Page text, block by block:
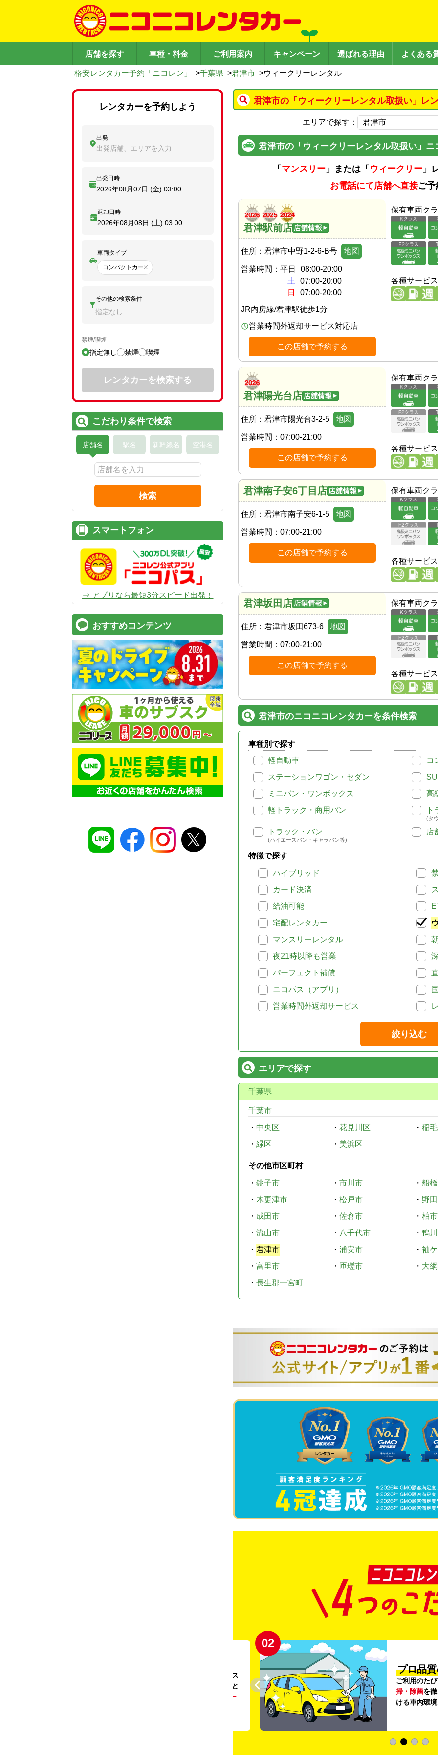
店舗を探す 車種・料金 ご利用案内 キャンペーン 選ばれる理由 よくある
格安レンタカー予約「ニコレン」 >千葉県 >君津市 >ウィークリーレンタル
君津市の「ウィークリーレンタル取扱い」レ
エリアで探す：
君津市の「ウィークリーレンタル取扱い」
「 マンスリー 」または「 ウィークリー 」
お電話にて店舗へ直接ご予
君津駅前店
住所： 君津市中野1-2-6-B号 地図
営業時間： 平日
08:00-20:00
土
07:00-20:00
日
07:00-20:00
JR内房線/君津駅徒歩1分
営業時間外返却サービス対応店
この店舗で予約する
保有車両ク
各種サービス
君津陽光台店
住所： 君津市陽光台3-2-5 地図
営業時間： 07:00-21:00
この店舗で予約する
保有車両ク
各種サービス
君津南子安6丁目店
住所： 君津市南子安6-1-5 地図
営業時間： 07:00-21:00
この店舗で予約する
保有車両ク
各種サービス
君津坂田店
住所： 君津市坂田673-6 地図
営業時間： 07:00-21:00
この店舗で予約する
保有車両ク
各種サービス
君津市のニコニコレンタカーを条件検索
車種別で探す
軽自動車
コ
ステーションワゴン・セダン
ミニバン・ワンボックス
高
軽トラック・商用バン
ト
(タ
トラック・バン
(ハイエースバン・キャラバン等)
店
特徴で探す
ハイブリッド
カード決済
給油可能
宅配レンタカー
マンスリーレンタル
夜21時以降も営業
パーフェクト補償
ニコパス（アプリ）
営業時間外返却サービス
絞り込む
エリアで探す
千葉県
千葉市
・ 中央区 ・ 花見川区 ・ 稲
・ 緑区 ・ 美浜区
その他市区町村
・ 銚子市 ・ 市川市 ・ 船
・ 木更津市 ・ 松戸市 ・ 野
・ 成田市 ・ 佐倉市 ・ 柏市
・ 流山市 ・ 八千代市 ・ 鴨
・ 君津市 ・ 浦安市 ・ 袖
・ 富里市 ・ 匝瑳市 ・ 大
・ 長生郡一宮町
。ガソリンス
タンドや整備工場の既存インフラを活用すること
リー
02
プロ品
ご利用のた
掃・除菌を
ける車内環
レンタカーを予約しよう
出発
出発店舗、エリアを入力
出発日時
2026年08月07日 (金) 03:00
返却日時
2026年08月08日 (土) 03:00
車両タイプ
コンパクトカー
その他の検索条件
指定なし
禁煙/喫煙
指定無し 禁煙 喫煙
レンタカーを検索する
こだわり条件で検索
店舗名 駅名 新幹線名 空港名
検索
スマートフォン
⇒ アプリなら最短3分スピード出発！
おすすめコンテンツ